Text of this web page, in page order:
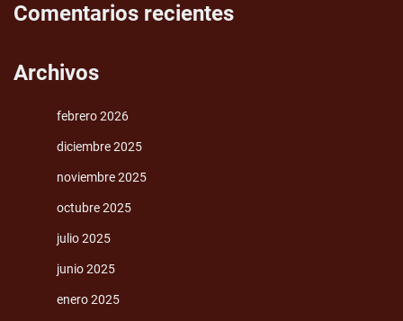
Comentarios recientes
Archivos
febrero 2026
diciembre 2025
noviembre 2025
octubre 2025
julio 2025
junio 2025
enero 2025